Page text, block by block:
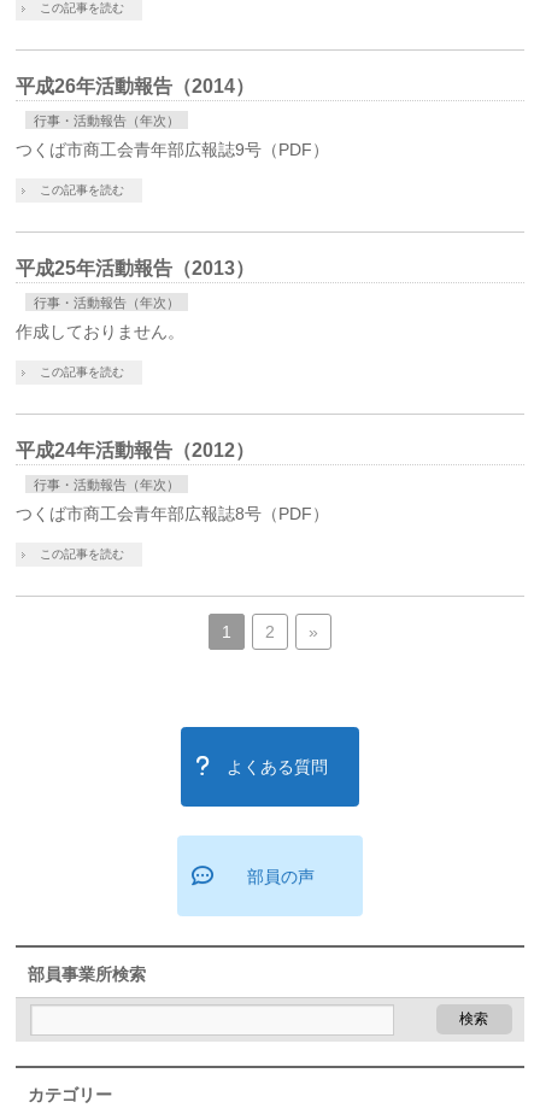
この記事を読む
平成26年活動報告（2014）
行事・活動報告（年次）
つくば市商工会青年部広報誌9号（PDF）
この記事を読む
平成25年活動報告（2013）
行事・活動報告（年次）
作成しておりません。
この記事を読む
平成24年活動報告（2012）
行事・活動報告（年次）
つくば市商工会青年部広報誌8号（PDF）
この記事を読む
1 2 »
よくある質問
部員の声
部員事業所検索
カテゴリー